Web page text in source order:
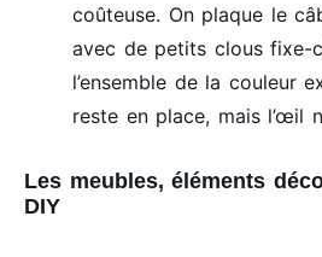
coûteuse. On plaque le
avec de petits clous fixe-
l’ensemble de la couleur
reste en place, mais l’œil
Les meubles, éléments
DIY